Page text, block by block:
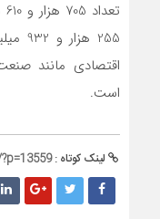
اقتصادی مانند
است.
لینک کوتاه :